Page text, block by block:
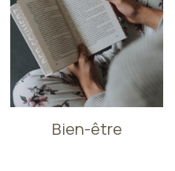
Bien-être